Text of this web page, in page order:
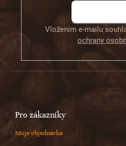
Vložením e-mailu
ochrany
Pro zákazníky
Moje objednávka